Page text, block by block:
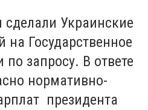
Украинские
на Государственное
запросу. В ответе
нормативно-
президента